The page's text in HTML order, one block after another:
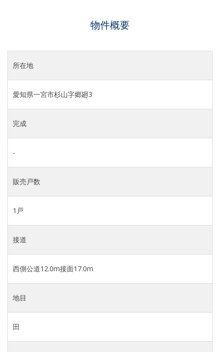
物件概要
所在地
愛知県⼀宮市杉⼭字郷廻3
完成
-
販売戸数
1戸
接道
西側公道12.0m接面17.0m
地目
田